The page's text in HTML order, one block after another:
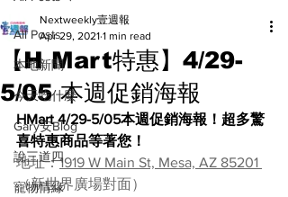
All Posts
本地新聞
今天吃什麼
Gary安Blog
說三道四
寵物情緣
【H Mart特惠】4/29-
5/05 本週促銷海報
Nextweekly壹週報
Apr 29, 2021 1 min read
HMart 4/29-5/05本週促銷海報！超多驚
喜特惠商品等著您！
地址：1919 W Main St, Mesa, AZ 85201
（新世界廣場對面）